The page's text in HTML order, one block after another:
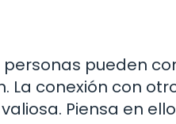
pueden
conexión con
Piensa en